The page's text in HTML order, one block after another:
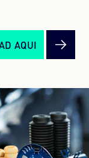
AQUI